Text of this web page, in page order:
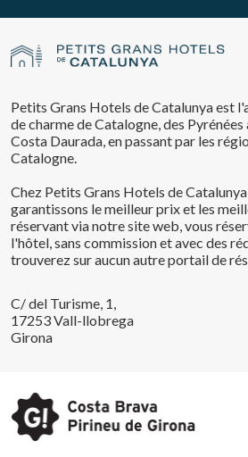
Petits Grans Hotels de Catalunya est
de charme de Catalogne, des
Costa Daurada, en passant par les
Catalogne.
Chez Petits Grans Hotels de
garantissons le meilleur prix et les
réservant via notre site web, vous
l'hôtel, sans commission et avec des
trouverez sur aucun autre portail de
C/ del Turisme, 1,
17253 Vall-llobrega
Girona